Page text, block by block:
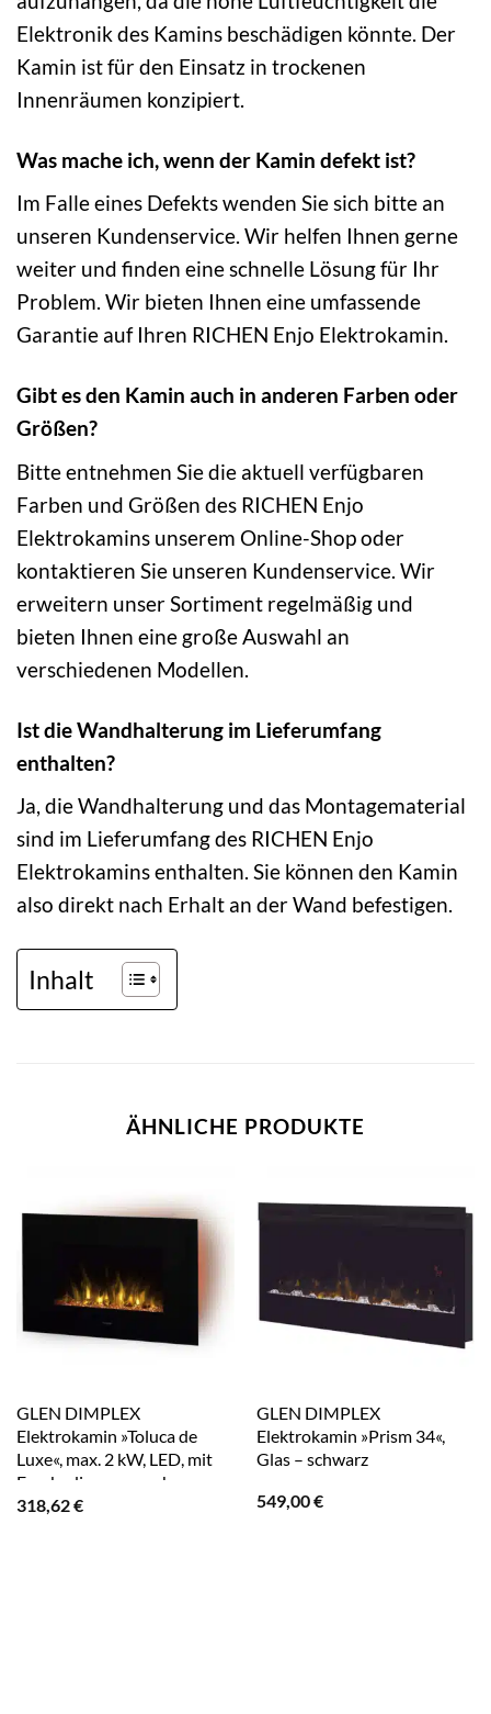
Elektronik des Kamins beschädigen könnte. Der
Kamin ist für den Einsatz in trockenen
Innenräumen konzipiert.
Was mache ich, wenn der Kamin defekt ist?
Im Falle eines Defekts wenden Sie sich bitte an
unseren Kundenservice. Wir helfen Ihnen gerne
weiter und finden eine schnelle Lösung für Ihr
Problem. Wir bieten Ihnen eine umfassende
Garantie auf Ihren RICHEN Enjo Elektrokamin.
Gibt es den Kamin auch in anderen Farben oder
Größen?
Bitte entnehmen Sie die aktuell verfügbaren
Farben und Größen des RICHEN Enjo
Elektrokamins unserem Online-Shop oder
kontaktieren Sie unseren Kundenservice. Wir
erweitern unser Sortiment regelmäßig und
bieten Ihnen eine große Auswahl an
verschiedenen Modellen.
Ist die Wandhalterung im Lieferumfang
enthalten?
Ja, die Wandhalterung und das Montagematerial
sind im Lieferumfang des RICHEN Enjo
Elektrokamins enthalten. Sie können den Kamin
also direkt nach Erhalt an der Wand befestigen.
Inhalt
ÄHNLICHE PRODUKTE
GLEN DIMPLEX
Elektrokamin »Toluca de
Luxe«, max. 2 kW, LED, mit
Fernbedienung – schwarz
318,62€
GLEN DIMPLEX
Elektrokamin »Prism 34«,
Glas – schwarz
549,00€